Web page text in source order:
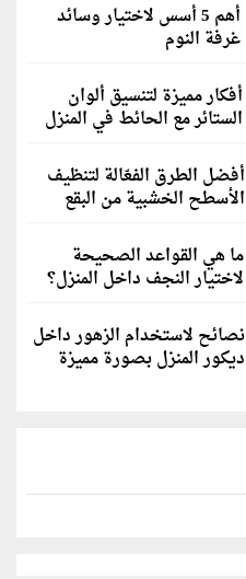
أهم 5 أسس لاختيار وسائد
غرفة النوم
أفكار مميزة لتنسيق ألوان
الستائر مع الحائط في المنزل
أفضل الطرق الفعّالة لتنظيف
الأسطح الخشبية من البقع
ما هي القواعد الصحيحة
لاختيار النجف داخل المنزل؟
نصائح لاستخدام الزهور داخل
ديكور المنزل بصورة مميزة